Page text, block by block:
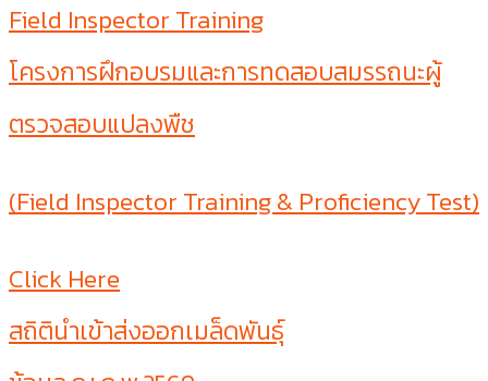
Field Inspector Training
โครงการฝึกอบรมและการทดสอบสมรรถนะผู้
ตรวจสอบแปลงพืช
(Field Inspector Training & Proficiency Test)
Click Here
สถิตินำเข้าส่งออกเมล็ดพันธุ์